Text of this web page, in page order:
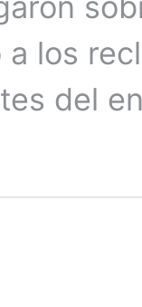
a los
del